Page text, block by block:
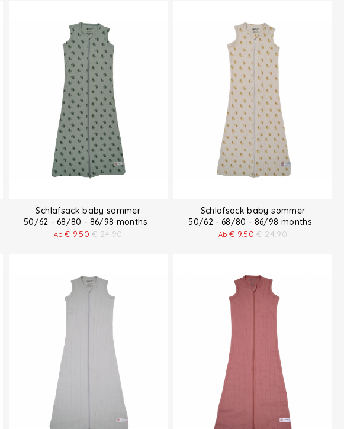
Schlafsack baby sommer
50/62 - 68/80 - 86/98 months
Ab € 9.50 € 24.90
Schlafsack baby sommer
50/62 - 68/80 - 86/98 months
Ab € 9.50 € 24.90